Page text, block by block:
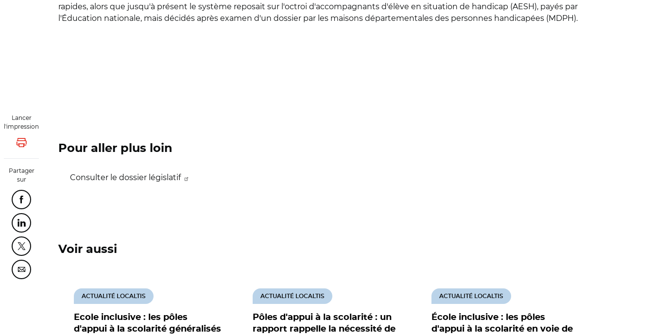
Lancer
l'impression
Lancer l'impression
Partager
sur
Partager cette page sur Facebook
Partager cette page sur Linkedin
Partager cette page sur Twitter
Partager cette page sur Courriel
rapides, alors que jusqu'à présent le système reposait sur l'octroi d'accompagnants d'élève en situation de handicap (AESH), payés par
l'Éducation nationale, mais décidés après examen d'un dossier par les maisons départementales des personnes handicapées (MDPH).
Pour aller plus loin
Consulter le dossier législatif
Voir aussi
Ecole inclusive : les pôles
d'appui à la scolarité généralisés
ACTUALITÉ LOCALTIS
Pôles d'appui à la scolarité : un
rapport rappelle la nécessité de
ACTUALITÉ LOCALTIS
École inclusive : les pôles
d'appui à la scolarité en voie de
ACTUALITÉ LOCALTIS